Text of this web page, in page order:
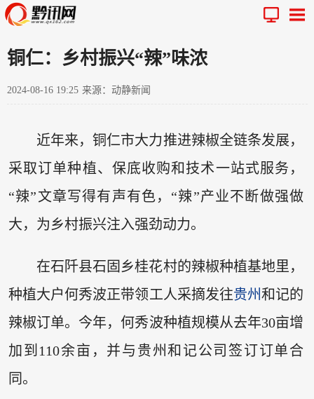
铜仁：乡村振兴“辣”味浓
2024-08-16 19:25 来源：动静新闻
近年来，铜仁市大力推进辣椒全链条发展，
采取订单种植、保底收购和技术一站式服务，
“辣”文章写得有声有色，“辣”产业不断做强做
大，为乡村振兴注入强劲动力。
在石阡县石固乡桂花村的辣椒种植基地里，
种植大户何秀波正带领工人采摘发往贵州和记的
辣椒订单。今年，何秀波种植规模从去年30亩增
加到110余亩，并与贵州和记公司签订订单合
同。